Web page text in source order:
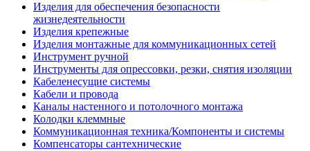
Изделия для обеспечения безопасности
жизнедеятельности
Изделия крепежные
Изделия монтажные для коммуникационных сетей
Инструмент ручной
Инструменты для опрессовки, резки, снятия изоляции
Кабеленесущие системы
Кабели и провода
Каналы настенного и потолочного монтажа
Колодки клеммные
Коммуникационная техника/Компоненты и системы
Компенсаторы сантехнические